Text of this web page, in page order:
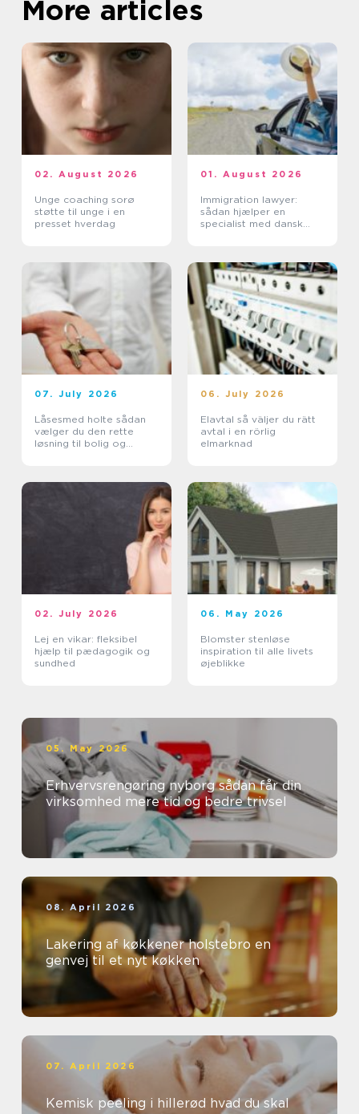
More articles
02. August 2026
Unge coaching sorø
støtte til unge i en
presset hverdag
01. August 2026
Immigration lawyer:
sådan hjælper en
specialist med dansk
07. July 2026
Låsesmed holte sådan
vælger du den rette
løsning til bolig og
06. July 2026
Elavtal så väljer du rätt
avtal i en rörlig
elmarknad
02. July 2026
Lej en vikar: fleksibel
hjælp til pædagogik og
sundhed
06. May 2026
Blomster stenløse
inspiration til alle livets
øjeblikke
05. May 2026
Erhvervsrengøring nyborg sådan får din
virksomhed mere tid og bedre trivsel
08. April 2026
Lakering af køkkener holstebro en
genvej til et nyt køkken
07. April 2026
Kemisk peeling i hillerød hvad du skal